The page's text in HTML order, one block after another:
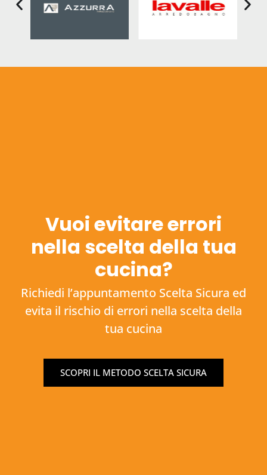
Vuoi evitare errori
nella scelta della tua
cucina?
Richiedi l’appuntamento Scelta Sicura ed
evita il rischio di errori nella scelta della
tua cucina
SCOPRI IL METODO SCELTA SICURA